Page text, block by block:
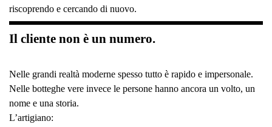
riscoprendo e cercando di nuovo.
Il cliente non è un numero.
Nelle grandi realtà moderne spesso tutto è rapido e impersonale.
Nelle botteghe vere invece le persone hanno ancora un volto, un
nome e una storia.
L’artigiano: